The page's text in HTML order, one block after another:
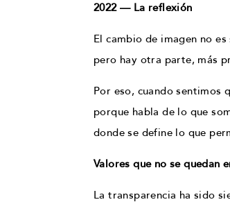
2022 — La reflexión
El cambio de imagen no
pero hay otra parte, más
Por eso, cuando sentimos
porque habla de lo que
donde se define lo que
Valores que no se quedan
La transparencia ha sido